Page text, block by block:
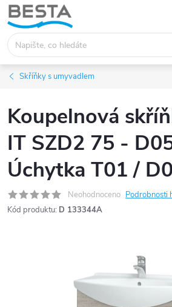
Přejít
na
obsah
Skříňky s umyvadlem
Koupelnová
IT SZD2 75 -
Úchytka T01 /
Neohodnoceno Podrobnosti
Kód produktu: D 133344A